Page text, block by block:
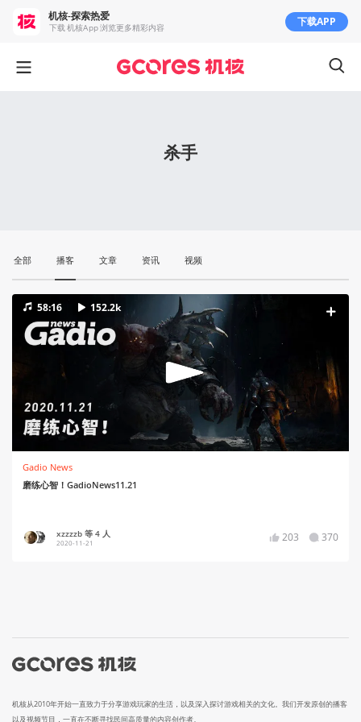
杀手
全部 播客 文章 资讯 视频
58:16 152.2k
Gadio News
磨练心智！GadioNews11.21
xzzzzb 等 4 人
2020-11-21 203 370
机核从2010年开始一直致力于分享游戏玩家的生活，以及深入探讨游戏相关的文化。我们开发原创的播客
以及视频节目，一直在不断寻找民间高质量的内容创作者。
机核-探索热爱
下载 机核App 浏览更多精彩内容 下载APP